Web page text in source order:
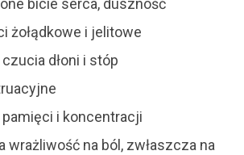
bicie serca, duszność
żołądkowe i jelitowe
dłoni i stóp
i koncentracji
wrażliwość na ból, zwłaszcza na